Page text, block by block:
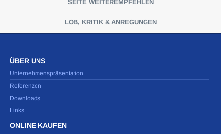
SEITE WEITEREMPFEHLEN
LOB, KRITIK & ANREGUNGEN
ÜBER UNS
Unternehmenspräsentation
Referenzen
Downloads
Links
ONLINE KAUFEN